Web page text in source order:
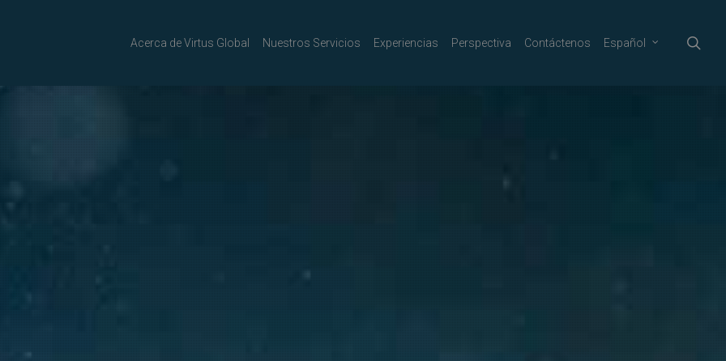
Acerca de Virtus Global Nuestros Servicios Experiencias Perspectiva Contáctenos Español